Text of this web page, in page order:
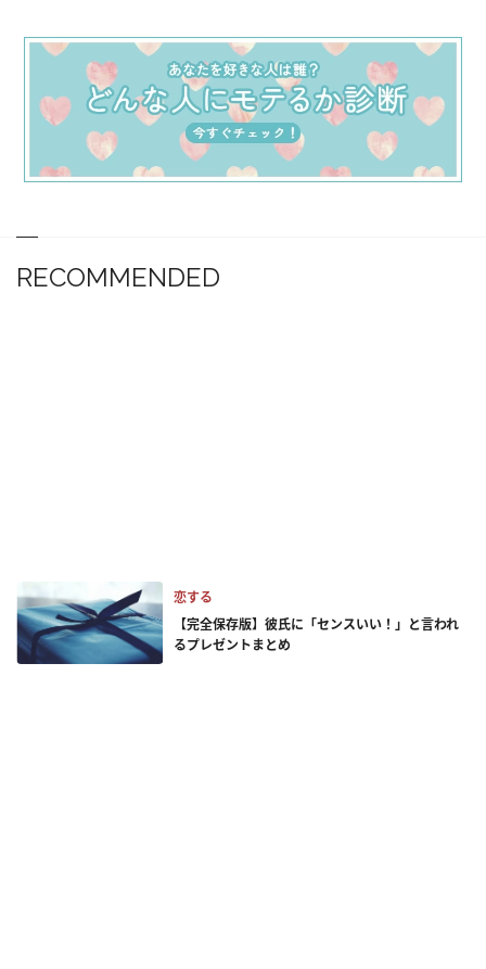
RECOMMENDED
恋する
【完全保存版】彼氏に「センスいい！」と言われ
るプレゼントまとめ